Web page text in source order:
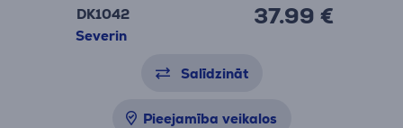
DK1042
Severin
37.99 €
Salīdzināt
Pieejamība veikalos